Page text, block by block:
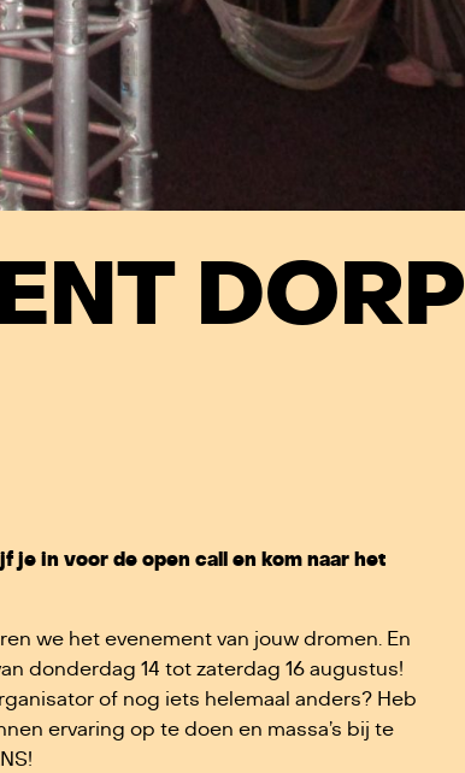
DORP
je in voor de open call en kom naar het
we het evenement van jouw dromen. En
donderdag 14 tot zaterdag 16 augustus!
of nog iets helemaal anders? Heb
ervaring op te doen en massa’s bij te